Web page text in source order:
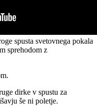
spusta svetovnega pokala
sprehodom z
dirke v spustu za
še ni poletje.